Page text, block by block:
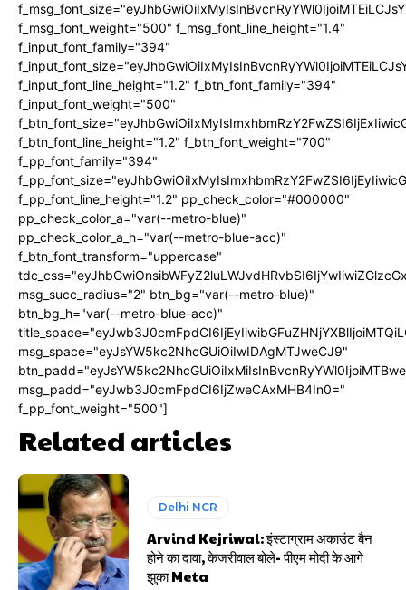
f_msg_font_weight="500" f_msg_font_line_height="1.4"
f_input_font_family="394"
f_input_font_line_height="1.2" f_btn_font_family="394"
f_input_font_weight="500"
f_btn_font_line_height="1.2" f_btn_font_weight="700"
f_pp_font_family="394"
f_pp_font_line_height="1.2" pp_check_color="#000000"
pp_check_color_a="var(--metro-blue)"
pp_check_color_a_h="var(--metro-blue-acc)"
f_btn_font_transform="uppercase"
msg_succ_radius="2" btn_bg="var(--metro-blue)"
btn_bg_h="var(--metro-blue-acc)"
msg_space="eyJsYW5kc2NhcGUiOiIwIDAgMTJweCJ9"
msg_padd="eyJwb3J0cmFpdCI6IjZweCAxMHB4In0="
f_pp_font_weight="500"]
Related articles
Delhi NCR
Arvind Kejriwal: इंस्टाग्राम अकाउंट बैन
होने का दावा, केजरीवाल बोले- पीएम मोदी के आगे
झुका Meta